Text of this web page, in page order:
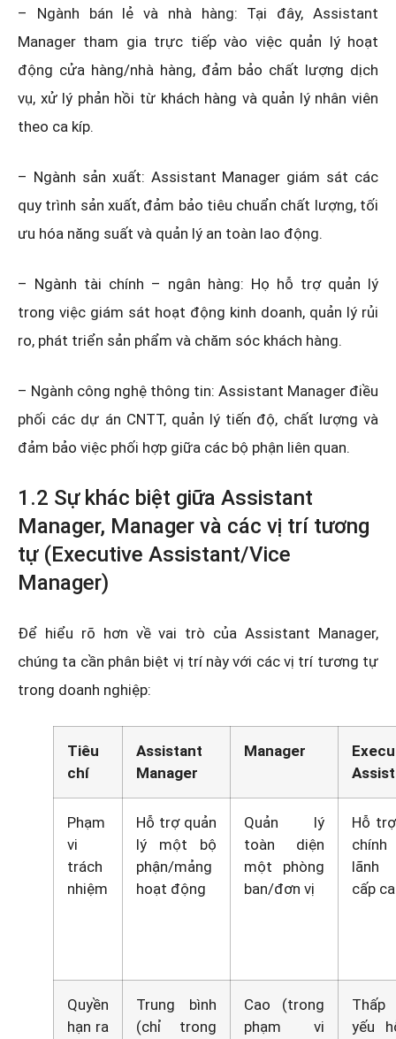
– Ngành bán lẻ và nhà hàng: Tại đây, Assistant
Manager tham gia trực tiếp vào việc quản lý hoạt
động cửa hàng/nhà hàng, đảm bảo chất lượng dịch
vụ, xử lý phản hồi từ khách hàng và quản lý nhân viên
theo ca kíp.
– Ngành sản xuất: Assistant Manager giám sát các
quy trình sản xuất, đảm bảo tiêu chuẩn chất lượng, tối
ưu hóa năng suất và quản lý an toàn lao động.
– Ngành tài chính – ngân hàng: Họ hỗ trợ quản lý
trong việc giám sát hoạt động kinh doanh, quản lý rủi
ro, phát triển sản phẩm và chăm sóc khách hàng.
– Ngành công nghệ thông tin: Assistant Manager điều
phối các dự án CNTT, quản lý tiến độ, chất lượng và
đảm bảo việc phối hợp giữa các bộ phận liên quan.
1.2 Sự khác biệt giữa Assistant
Manager, Manager và các vị trí tương
tự (Executive Assistant/Vice
Manager)
Để hiểu rõ hơn về vai trò của Assistant Manager,
chúng ta cần phân biệt vị trí này với các vị trí tương tự
trong doanh nghiệp:
Tiêu
chí
Assistant
Manager
Manager
Phạm
vi
trách
nhiệm
Hỗ trợ quản
lý một bộ
phận/mảng
hoạt động
Quản lý
toàn diện
một phòng
ban/đơn vị
Hỗ
lãnh
cấp
Quyền
hạn ra
Trung bình
(chỉ trong
Cao (trong
phạm vi
yếu